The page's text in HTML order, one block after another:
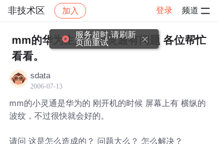
非技术区 加入 登录 频道
非技术区 帖子详情
mm的华为生产的小灵通有问题 各位帮忙
看看。
sdata
2006-07-13
mm的小灵通是华为的 刚开机的时候 屏幕上有 横纵的
波纹，不过很快就会好的。
请问 这是怎么造成的？ 问题大么？ 怎么解决？
服务超时,请刷新
页面重试